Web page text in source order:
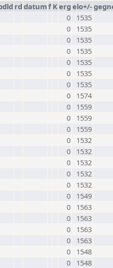
rd datumf Kerg elo+/-
0
1535
0
1535
0
1535
0
1535
0
1535
0
1535
0
1535
0
1574
0
1559
0
1559
0
1559
0
1532
0
1532
0
1532
0
1532
0
1532
0
1549
0
1563
0
1563
0
1563
0
1563
0
1548
0
1548